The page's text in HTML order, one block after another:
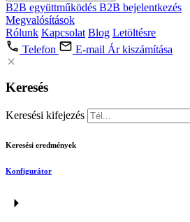
B2B együttműködés B2B bejelentkezés
Megvalósítások
Rólunk Kapcsolat Blog Letöltésre
Telefon
E-mail Ár kiszámítása
Keresés
Keresési kifejezés
Keresési eredmények
Konfigurátor